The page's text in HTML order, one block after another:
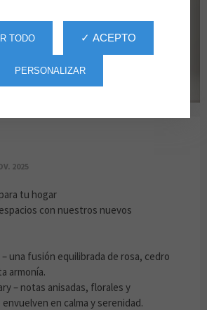
2025
tu hogar
con nuestros nuevos
una fusión equilibrada de rosa, cedro
armonía.
– notas anisadas, florales y
en calma y serenidad.
✓ ACEPTO
TODO
PERSONALIZAR